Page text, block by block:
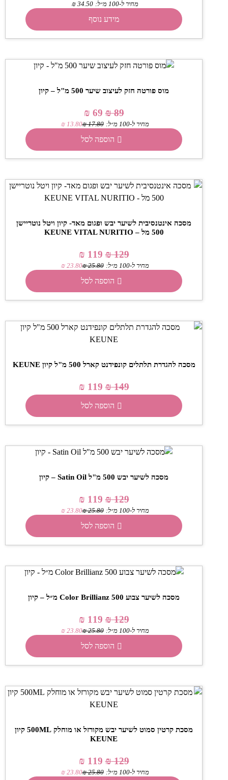
מחיר ל-100 מ״ל: ₪34.50
מידע נוסף
מוס פורטה חזק לעיצוב שיער 500 מ"ל – קיון
₪89
₪ 69
מחיר ל-100 מ״ל: ₪17.80
₪13.80
הוספה לסל
מסכה אינטנסיבית לשיער יבש ופגום מאד- קיון ויטל נוטריישן
500 מל – KEUNE VITAL NURITIO
₪129
₪ 119
מחיר ל-100 מ״ל: ₪25.80
₪23.80
הוספה לסל
מסכה להגדרת תלתלים קונפידנט קארל 500 מ"ל קיון KEUNE
₪149
₪ 119
הוספה לסל
מסכה לשיער יבש 500 מ"ל Satin Oil – קיון
₪129
₪ 119
מחיר ל-100 מ״ל: ₪25.80
₪23.80
הוספה לסל
מסכה לשיער צבוע Color Brillianz 500 מ״ל – קיון
₪129
₪ 119
מחיר ל-100 מ״ל: ₪25.80
₪23.80
הוספה לסל
מסכת קרטין סמוט לשיער יבש מקורזל או מוחלק 500ML קיון
KEUNE
₪129
₪ 119
מחיר ל-100 מ״ל: ₪25.80
₪23.80